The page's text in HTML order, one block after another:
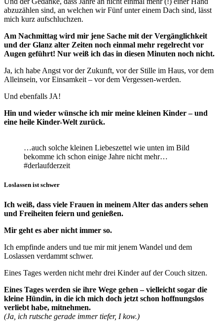
abzuzählen sind, an welchen wir Fünf unter einem Dach sind, lässt
mich kurz aufschluchzen.
Am Nachmittag wird mir jene Sache mit der Vergänglichkeit
und der Glanz alter Zeiten noch einmal mehr regelrecht vor
Augen geführt! Nur weiß ich das in diesen Minuten noch nicht.
Ja, ich habe Angst vor der Zukunft, vor der Stille im Haus, vor dem
Alleinsein, vor Einsamkeit – vor dem Vergessen-werden.
Und ebenfalls JA!
Hin und wieder wünsche ich mir meine kleinen Kinder – und
eine heile Kinder-Welt zurück.
…auch solche kleinen Liebeszettel wie unten im Bild
bekomme ich schon einige Jahre nicht mehr…
#derlaufderzeit
Loslassen ist schwer
Ich weiß, dass viele Frauen in meinem Alter das anders sehen
und Freiheiten feiern und genießen.
Mir geht es aber nicht immer so.
Ich empfinde anders und tue mir mit jenem Wandel und dem
Loslassen verdammt schwer.
Eines Tages werden nicht mehr drei Kinder auf der Couch sitzen.
Eines Tages werden sie ihre Wege gehen – vielleicht sogar die
kleine Hündin, in die ich mich doch jetzt schon hoffnungslos
verliebt habe, mitnehmen.
(Ja, ich rutsche gerade immer tiefer, I kow.)